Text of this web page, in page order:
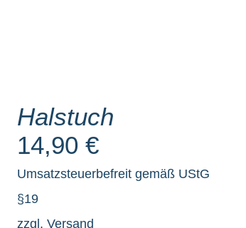
Halstuch
14,90 €
Umsatzsteuerbefreit gemäß UStG
§19
zzgl. Versand